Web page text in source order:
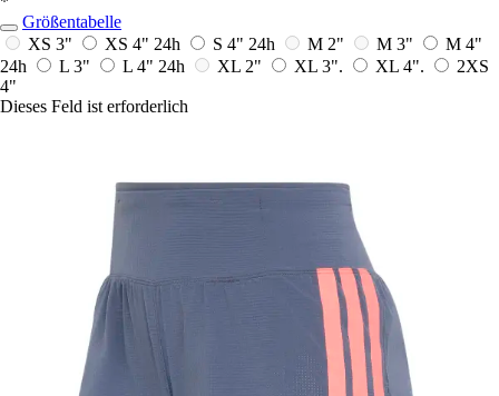
Größentabelle
XS 3"
XS 4" 24h S 4" 24h M 2" M 3"
M 4"
24h
L 3" L 4" 24h XL 2" XL 3". XL 4".
2XS
4"
Dieses Feld ist erforderlich